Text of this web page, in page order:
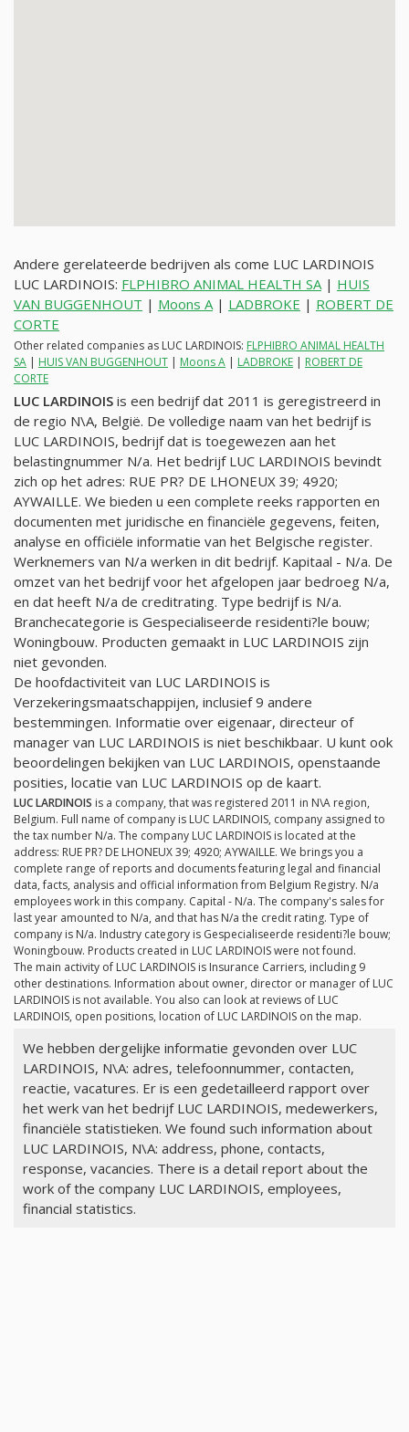
Andere gerelateerde bedrijven als come LUC LARDINOIS
LUC LARDINOIS: FLPHIBRO ANIMAL HEALTH SA| HUIS
VAN BUGGENHOUT | Moons A| LADBROKE | ROBERT DE
CORTE
Other related companies as LUC LARDINOIS: FLPHIBRO ANIMAL HEALTH
SA | HUIS VAN BUGGENHOUT | Moons A | LADBROKE | ROBERT DE
CORTE
LUC LARDINOIS is een bedrijf dat 2011 is geregistreerd in
de regio N\A, België. De volledige naam van het bedrijf is
LUC LARDINOIS, bedrijf dat is toegewezen aan het
belastingnummer N/a. Het bedrijf LUC LARDINOIS bevindt
zich op het adres: RUE PR? DE LHONEUX 39; 4920;
AYWAILLE. We bieden u een complete reeks rapporten en
documenten met juridische en financiële gegevens, feiten,
analyse en officiële informatie van het Belgische register.
Werknemers van N/a werken in dit bedrijf. Kapitaal - N/a. De
omzet van het bedrijf voor het afgelopen jaar bedroeg N/a,
en dat heeft N/a de creditrating. Type bedrijf is N/a.
Branchecategorie is Gespecialiseerde residenti?le bouw;
Woningbouw. Producten gemaakt in LUC LARDINOIS zijn
niet gevonden.
De hoofdactiviteit van LUC LARDINOIS is
Verzekeringsmaatschappijen, inclusief 9 andere
bestemmingen. Informatie over eigenaar, directeur of
manager van LUC LARDINOIS is niet beschikbaar. U kunt ook
beoordelingen bekijken van LUC LARDINOIS, openstaande
posities, locatie van LUC LARDINOIS op de kaart.
LUC LARDINOIS is a company, that was registered 2011 in N\A region,
Belgium. Full name of company is LUC LARDINOIS, company assigned to
the tax number N/a. The company LUC LARDINOIS is located at the
address: RUE PR? DE LHONEUX 39; 4920; AYWAILLE. We brings you a
complete range of reports and documents featuring legal and financial
data, facts, analysis and official information from Belgium Registry. N/a
employees work in this company. Capital - N/a. The company's sales for
last year amounted to N/a, and that has N/a the credit rating. Type of
company is N/a. Industry category is Gespecialiseerde residenti?le bouw;
Woningbouw. Products created in LUC LARDINOIS were not found.
The main activity of LUC LARDINOIS is Insurance Carriers, including 9
other destinations. Information about owner, director or manager of LUC
LARDINOIS is not available. You also can look at reviews of LUC
LARDINOIS, open positions, location of LUC LARDINOIS on the map.
We hebben dergelijke informatie gevonden over LUC
LARDINOIS, N\A: adres, telefoonnummer, contacten,
reactie, vacatures. Er is een gedetailleerd rapport over
het werk van het bedrijf LUC LARDINOIS, medewerkers,
financiële statistieken. We found such information about
LUC LARDINOIS, N\A: address, phone, contacts,
response, vacancies. There is a detail report about the
work of the company LUC LARDINOIS, employees,
financial statistics.